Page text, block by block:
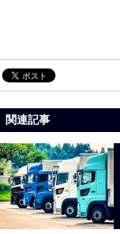
関連記事